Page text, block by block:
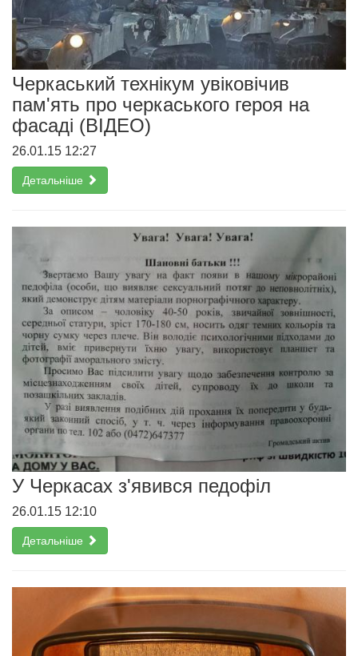
Черкаський технікум увіковічив
пам'ять про черкаського героя на
фасаді (ВІДЕО)
26.01.15 12:27
Детальніше
У Черкасах з'явився педофіл
26.01.15 12:10
Детальніше